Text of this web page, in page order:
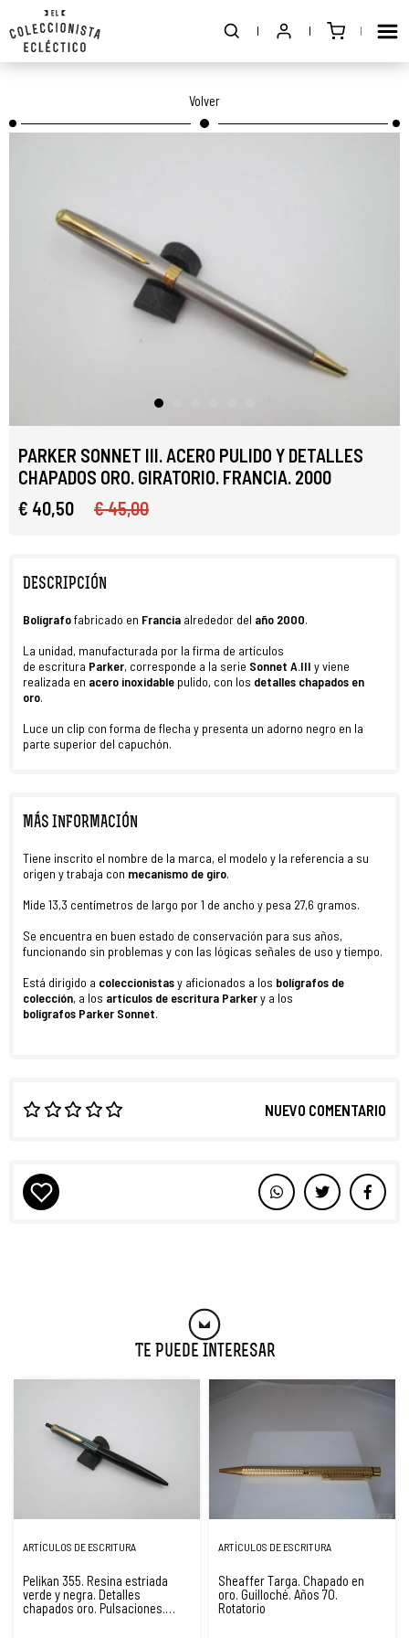
Volver
PARKER SONNET III. ACERO PULIDO Y DETALLES
CHAPADOS ORO. GIRATORIO. FRANCIA. 2000
€ 40,50
€ 45,00
DESCRIPCIÓN
Bolígrafofabricado en Francia alrededor del año 2000.
La unidad, manufacturada por la firma de artículos
de escritura Parker, corresponde a la serie Sonnet A.III y viene
realizada en acero inoxidable pulido, con los detalles chapados en
oro.
Luce un clip con forma de flecha y presenta un adorno negro en la
parte superior del capuchón.
MÁS INFORMACIÓN
Tiene inscrito el nombre de la marca, el modelo y la referencia a su
origen y trabaja con mecanismo de giro.
Mide 13,3 centímetros de largo por 1 de ancho y pesa 27,6 gramos.
Se encuentra en buen estado de conservación para sus años,
funcionando sin problemas y con las lógicas señales de uso y tiempo.
Está dirigido a coleccionistasy aficionados a los bolígrafos de
colección, a los artículos de escritura Parkery a los
bolígrafos Parker Sonnet.
NUEVO COMENTARIO
Te Puede Interesar
ARTÍCULOS DE ESCRITURA
Pelikan 355. Resina estriada
verde y negra. Detalles
chapados oro. Pulsaciones.
1950
ARTÍCULOS DE ESCRITURA
Sheaffer Targa. Chapado en
oro. Guilloché. Años 70.
Rotatorio